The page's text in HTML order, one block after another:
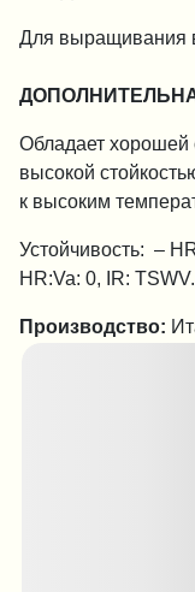
Для выращивания
Обладает хорошей
высокой
к высоким
Устойчивость: –
HR:Va: 0, IR: TSWV.
Производство: